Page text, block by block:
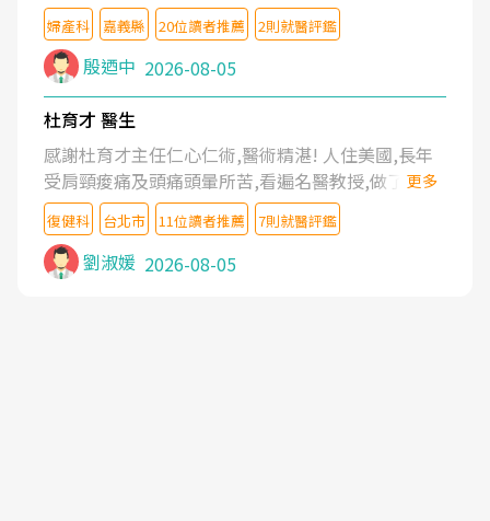
婦產科 嘉義縣 20位讀者推薦 2則就醫評鑑
殷迺中 2026-08-05
杜育才 醫生
感謝杜育才主任仁心仁術,醫術精湛! 人住美國,長年
受肩頸痠痛及頭痛頭暈所苦,看遍名醫教授,做了各種
檢查,也嘗試過西醫打針,中醫針灸及物理徒手治療都
沒有用,後來連吃到嗎啡類止痛藥都效果有限,只是壓
症狀,沒多久就痛起來,多年失眠嚴重影響生活品質.
台灣親友介紹忠孝醫院杜育才主任是頸頭症候群專
更多
復健科 台北市 11位讀者推薦 7則就醫評鑑
劉淑媛 2026-08-05